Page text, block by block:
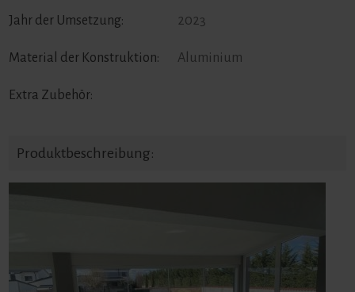
Jahr der Umsetzung: 2023
Material der Konstruktion: Aluminium
Extra Zubehör:
Produktbeschreibung: